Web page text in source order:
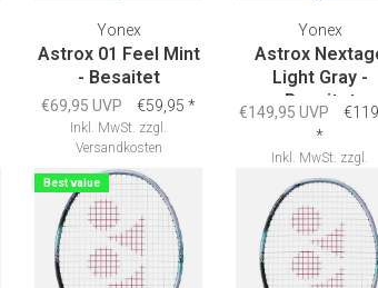
Yonex
Astrox 01 Feel Mint
- Besaitet
€69,95 UVP €59,95 *
Inkl. MwSt. zzgl.
Versandkosten
Yonex
Astrox
Light Gray -
Besaitet
€149,95 UVP
*
Inkl. MwSt. zzgl.
Versandkosten
Best value